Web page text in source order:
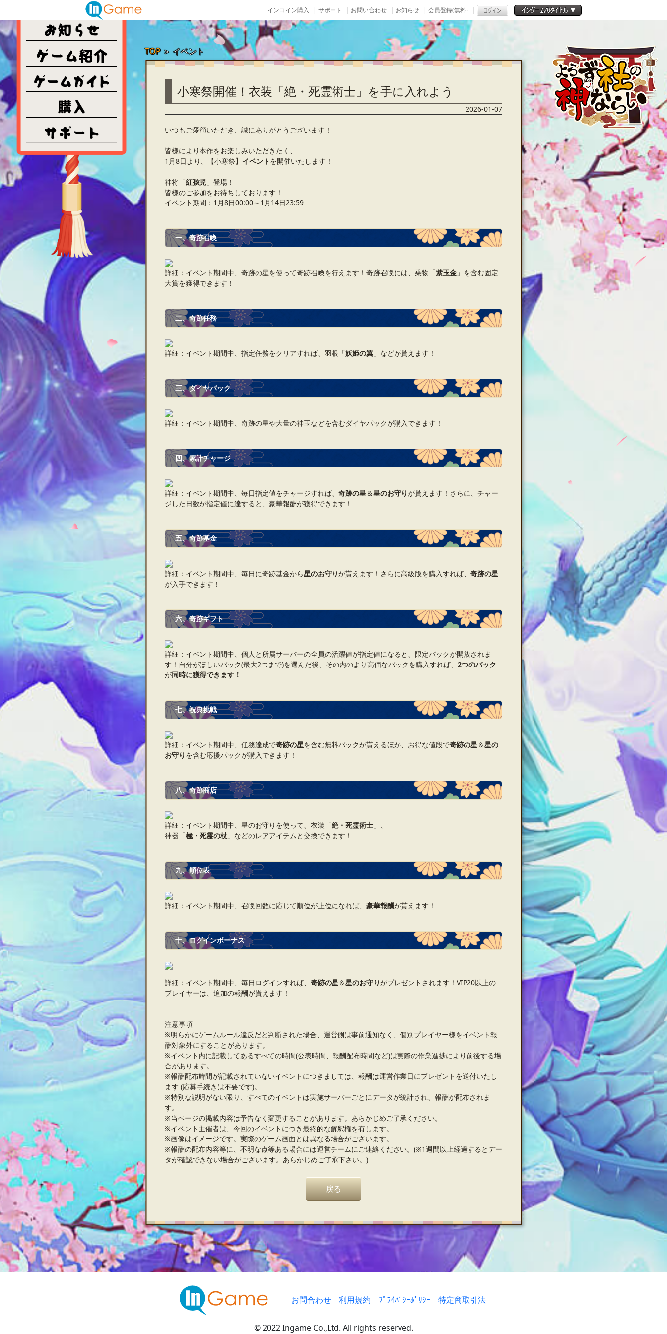
インコイン購入 サポート お問い合わせ お知らせ 会員登録(無料)
TOP＞ イベント
小寒祭開催！衣装「絶・死霊術士」を手に入れよう
2026-01-07
いつもご愛顧いただき、誠にありがとうございます！
皆様により本作をお楽しみいただきたく、
1月8日より、【小寒祭】イベントを開催いたします！
神将「紅孩児 」登場！
皆様のご参加をお待ちしております！
イベント期間：1月8日00:00～1月14日23:59
一、奇跡召喚
詳細：イベント期間中、奇跡の星を使って奇跡召喚を行えます！奇跡召喚には、乗物「紫玉金 」を含む固定
大賞を獲得できます！
二、奇跡任務
詳細：イベント期間中、指定任務をクリアすれば、羽根「妖姫の翼 」などが貰えます！
三、ダイヤパック
詳細：イベント期間中、奇跡の星や大量の神玉などを含むダイヤパックが購入できます！
四、累計チャージ
詳細：イベント期間中、毎日指定値をチャージすれば、 奇跡の星＆星のお守りが貰えます！さらに、チャー
ジした日数が指定値に達すると、豪華報酬が獲得できます！
五、奇跡基金
詳細：イベント期間中、毎日に奇跡基金から星のお守りが貰えます！さらに高級版を購入すれば、 奇跡の星
が入手できます！
六、奇跡ギフト
詳細：イベント期間中、個人と所属サーバーの全員の活躍値が指定値になると、限定パックが開放されま
す！自分がほしいパック(最大2つまで)を選んだ後、その内のより高価なパックを購入すれば、 2つのパック
が同時に獲得できます！
七、祝典挑戦
詳細：イベント期間中、任務達成で奇跡の星を含む無料パックが貰えるほか、お得な値段で奇跡の星＆星の
お守り を含む応援パックが購入できます！
八、奇跡商店
詳細：イベント期間中、星のお守りを使って、衣装「絶・死霊術士 」、
神器「極・ 死霊の杖 」などのレアアイテムと交換できます！
九、順位表
詳細：イベント期間中、召喚回数に応じて順位が上位になれば、 豪華報酬が貰えます！
十、ログインボーナス
詳細：イベント期間中、毎日ログインすれば、 奇跡の星＆星のお守りがプレゼントされます！VIP20以上の
プレイヤーは、追加の報酬が貰えます！
注意事項
※明らかにゲームルール違反だと判断された場合、運営側は事前通知なく、個別プレイヤー様をイベント報
酬対象外にすることがあります。
※イベント内に記載してあるすべての時間(公表時間、報酬配布時間など)は実際の作業進捗により前後する場
合があります。
※報酬配布時間が記載されていないイベントにつきましては、報酬は運営作業日にプレゼントを送付いたし
ます (応募手続きは不要です)。
※特別な説明がない限り、すべてのイベントは実施サーバーごとにデータが統計され、報酬が配布されま
す。
※当ページの掲載内容は予告なく変更することがあります。あらかじめご了承ください。
※イベント主催者は、今回のイベントにつき最終的な解釈権を有します。
※画像はイメージです。実際のゲーム画面とは異なる場合がございます。
※報酬の配布内容等に、不明な点等ある場合には運営チームにご連絡ください。(※1週間以上経過するとデー
タが確認できない場合がございます。あらかじめご了承下さい。)
戻る
お問合わせ 利用規約 ﾌﾟﾗｲﾊﾞｼｰﾎﾟﾘｼｰ 特定商取引法
© 2022 Ingame Co.,Ltd. All rights reserved.